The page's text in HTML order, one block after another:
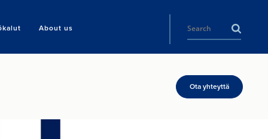
About us
Ota yhteyttä